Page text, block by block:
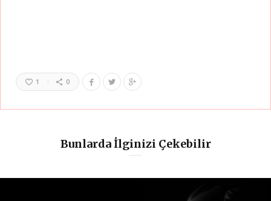
1 0
Bunlarda İlginizi Çekebilir